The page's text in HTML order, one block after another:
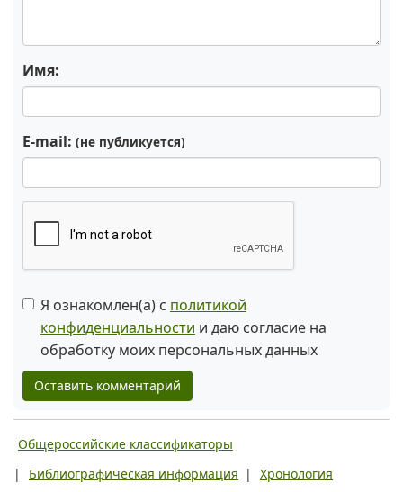
Имя:
E-mail: (не публикуется)
Я ознакомлен(а) с политикой
конфиденциальности и даю согласие на
обработку моих персональных данных
Оставить комментарий
Общероссийские классификаторы
|
Библиографическая информация | Хронология